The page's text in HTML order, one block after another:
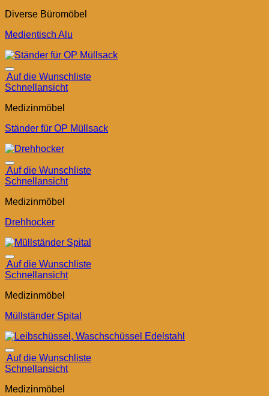
Diverse Büromöbel
Medientisch Alu
Auf die Wunschliste
Schnellansicht
Medizinmöbel
Ständer für OP Müllsack
Auf die Wunschliste
Schnellansicht
Medizinmöbel
Drehhocker
Auf die Wunschliste
Schnellansicht
Medizinmöbel
Müllständer Spital
Auf die Wunschliste
Schnellansicht
Medizinmöbel